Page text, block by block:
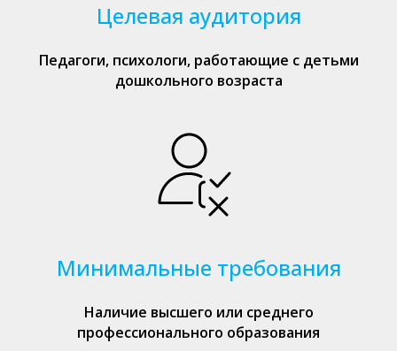
Целевая аудитория
Педагоги, психологи, работающие с детьми
дошкольного возраста
Минимальные требования
Наличие высшего или среднего
профессионального образования